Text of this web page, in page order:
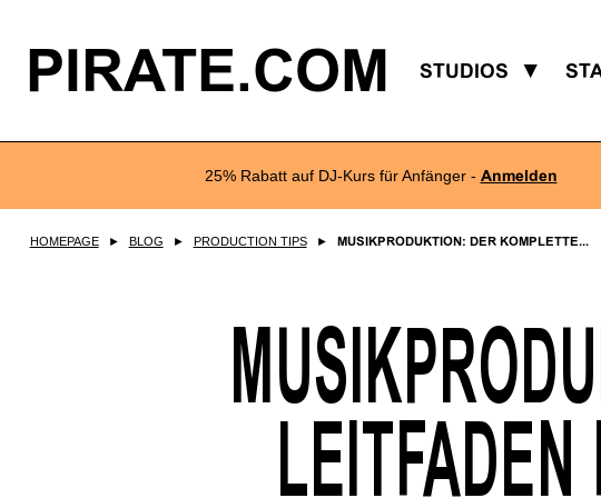
PIRATE.COM STUDIOS ▼
25% Rabatt auf DJ-Kurs für Anfänger - Anmelden
HOMEPAGE ► BLOG ► PRODUCTION TIPS ► MUSIKPRODUKTION: DER KOMPLETTE...